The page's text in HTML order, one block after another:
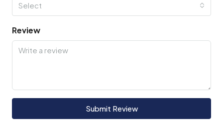
Select
Review
Submit Review